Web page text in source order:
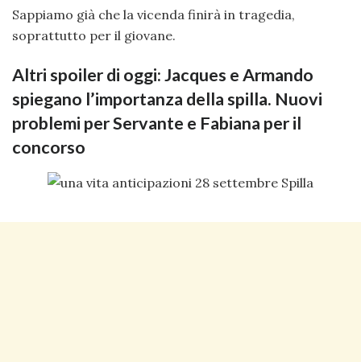
Sappiamo già che la vicenda finirà in tragedia,
soprattutto per il giovane.
Altri spoiler di oggi: Jacques e Armando
spiegano l’importanza della spilla. Nuovi
problemi per Servante e Fabiana per il
concorso